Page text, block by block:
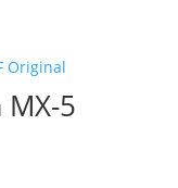
5